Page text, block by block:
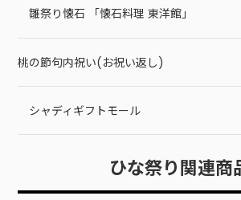
雛祭り懐石 「懐石料理 東洋館」
桃の節句内祝い(お祝い返し)
シャディギフトモール
ひな祭り関連商